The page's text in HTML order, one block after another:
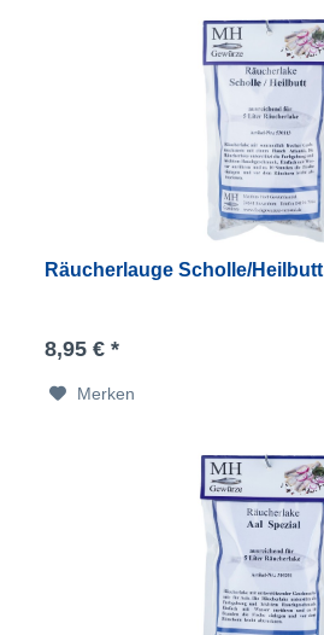
Räucherlauge Scholle/Heilbutt
8,95 € *
Merken